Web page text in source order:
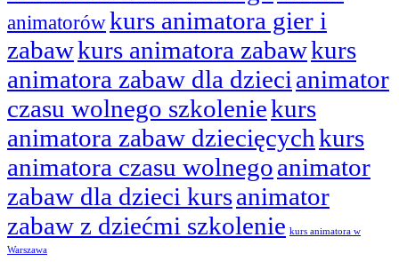
animatorówkurs animatora gier i
zabawkurs animatora zabawkurs
animatora zabaw dla dzieci animator
czasu wolnego szkoleniekurs
animatora zabaw dziecięcychkurs
animatora czasu wolnegoanimator
zabaw dla dzieci kursanimator
zabaw z dziećmi szkolenie kurs animatora w
Warszawa